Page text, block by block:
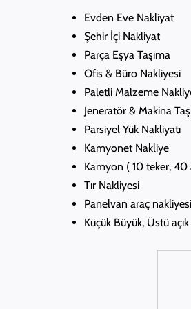
Evden Eve Nakliyat
Şehir İçi Nakliyat
Parça Eşya Taşıma
Ofis & Büro Nakliyesi
Paletli Malzeme
Jeneratör & Makina
Parsiyel Yük Nakliyatı
Kamyonet Nakliye
Kamyon ( 10 teker, 40
Tır Nakliyesi
Panelvan araç nakliyesi
Küçük Büyük, Üstü